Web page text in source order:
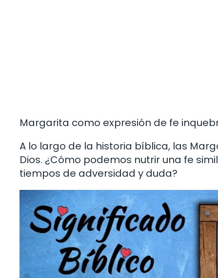
Margarita como expresión de fe
A lo largo de la historia bíblica, las
Dios. ¿Cómo podemos nutrir una fe
tiempos de adversidad y duda?